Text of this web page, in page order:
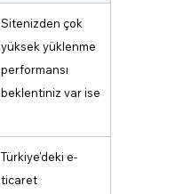
Sitenizden çok
yüksek yüklenme
performansı
beklentiniz var ise
Türkiye'deki e-
ticaret